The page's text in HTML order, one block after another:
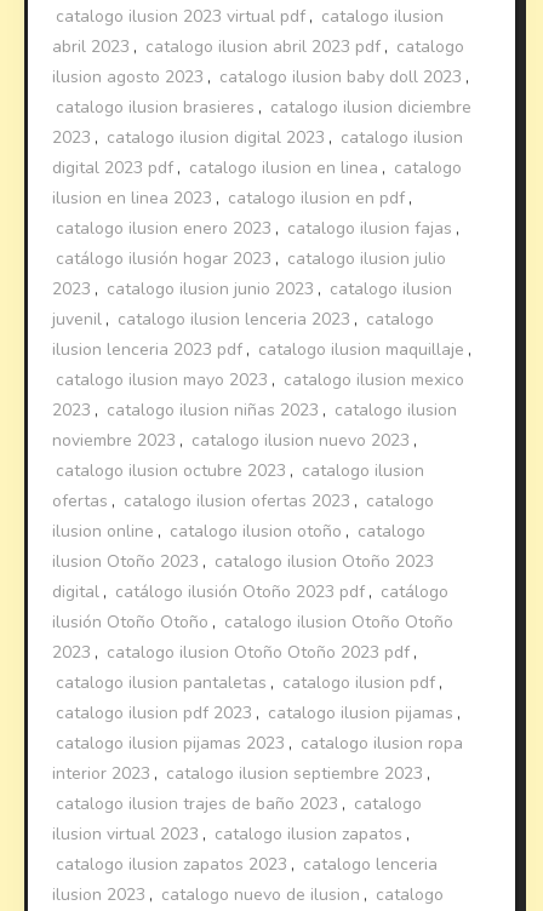
catalogo ilusion 2023 virtual pdf , catalogo ilusion
abril 2023 , catalogo ilusion abril 2023 pdf , catalogo
ilusion agosto 2023 , catalogo ilusion baby doll 2023 ,
catalogo ilusion brasieres , catalogo ilusion diciembre
2023 , catalogo ilusion digital 2023 , catalogo ilusion
digital 2023 pdf , catalogo ilusion en linea , catalogo
ilusion en linea 2023 , catalogo ilusion en pdf ,
catalogo ilusion enero 2023 , catalogo ilusion fajas ,
catálogo ilusión hogar 2023 , catalogo ilusion julio
2023 , catalogo ilusion junio 2023 , catalogo ilusion
juvenil , catalogo ilusion lenceria 2023 , catalogo
ilusion lenceria 2023 pdf , catalogo ilusion maquillaje ,
catalogo ilusion mayo 2023 , catalogo ilusion mexico
2023 , catalogo ilusion niñas 2023 , catalogo ilusion
noviembre 2023 , catalogo ilusion nuevo 2023 ,
catalogo ilusion octubre 2023 , catalogo ilusion
ofertas , catalogo ilusion ofertas 2023 , catalogo
ilusion online , catalogo ilusion otoño , catalogo
ilusion Otoño 2023 , catalogo ilusion Otoño 2023
digital , catálogo ilusión Otoño 2023 pdf , catálogo
ilusión Otoño Otoño , catalogo ilusion Otoño Otoño
2023 , catalogo ilusion Otoño Otoño 2023 pdf ,
catalogo ilusion pantaletas , catalogo ilusion pdf ,
catalogo ilusion pdf 2023 , catalogo ilusion pijamas ,
catalogo ilusion pijamas 2023 , catalogo ilusion ropa
interior 2023 , catalogo ilusion septiembre 2023 ,
catalogo ilusion trajes de baño 2023 , catalogo
ilusion virtual 2023 , catalogo ilusion zapatos ,
catalogo ilusion zapatos 2023 , catalogo lenceria
ilusion 2023 , catalogo nuevo de ilusion , catalogo